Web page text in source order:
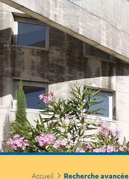
Accueil Recherche avancée